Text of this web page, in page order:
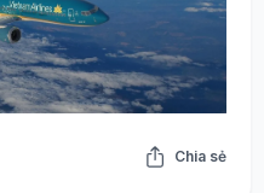
Chia sẻ